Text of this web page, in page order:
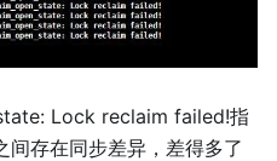
Lock reclaim failed!指
存在同步差异，差得多了